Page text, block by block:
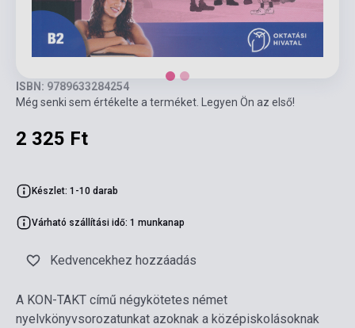
ISBN: 9789633284254
Még senki sem értékelte a terméket. Legyen Ön az első!
2 325 Ft
Készlet: 1-10 darab
Várható szállítási idő: 1 munkanap
Kedvencekhez hozzáadás
A KON-TAKT című négykötetes német
nyelvkönyvsorozatunkat azoknak a középiskolásoknak